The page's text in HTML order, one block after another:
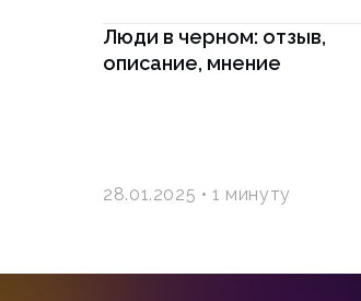
Люди в черном: отзыв,
описание, мнение
28.01.2025 1 минуту